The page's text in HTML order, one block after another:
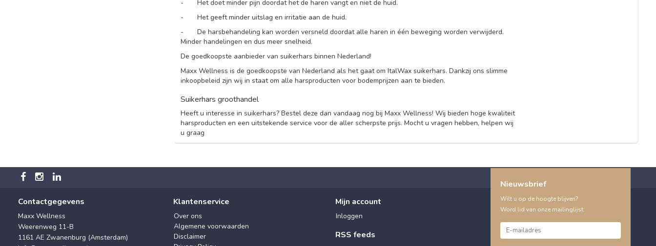
- Het doet minder pijn doordat het de haren vangt en niet de huid.
- Het geeft minder uitslag en irritatie aan de huid.
- De harsbehandeling kan worden versneld doordat alle haren in één beweging worden verwijderd.
Minder handelingen en dus meer snelheid.
De goedkoopste aanbieder van suikerhars binnen Nederland!
Maxx Wellness is de goedkoopste van Nederland als het gaat om ItalWax suikerhars. Dankzij ons slimme
inkoopbeleid zijn wij in staat om alle harsproducten voor bodemprijzen aan te bieden.
Suikerhars groothandel
Heeft u interesse in suikerhars? Bestel deze dan vandaag nog bij Maxx Wellness! Wij bieden hoge kwaliteit
harsproducten en een uitstekende service voor de aller scherpste prijs. Mocht u vragen hebben, helpen wij
u graag
Contactgegevens
Maxx Wellness
Weerenweg 11-B
1161 AE Zwanenburg (Amsterdam)
Klantenservice
Over ons
Algemene voorwaarden
Disclaimer
Mijn account
Inloggen
RSS feeds
Nieuwsbrief
Wilt u op de hoogte blijven?
Word lid van onze mailinglijst: